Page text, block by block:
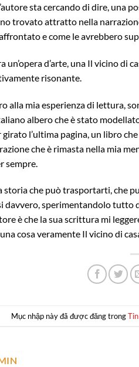
sta cercando di dire, una
trovato attratto nella
e come le avrebbero
un’opera d’arte, una Il vicino
risonante.
alla mia esperienza di lettura,
albero che è stato
l’ultima pagina, un libro
che è rimasta nella mia
sempre.
storia che può trasportarti,
davvero, sperimentandolo
è che la sua scrittura mi
cosa veramente Il vicino di
Mục nhập này đã được đăng trong